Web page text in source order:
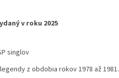
v roku 2025
singlov
z obdobia rokov 1978 až 1981.